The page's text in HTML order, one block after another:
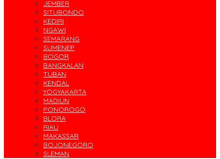
JEMBER
SITUBONDO
KEDIRI
NGAWI
SEMARANG
SUMENEP
BOGOR
BANGKALAN
TUBAN
KENDAL
YOGYAKARTA
MADIUN
PONOROGO
BLORA
RIAU
MAKASSAR
BOJONEGORO
SLEMAN